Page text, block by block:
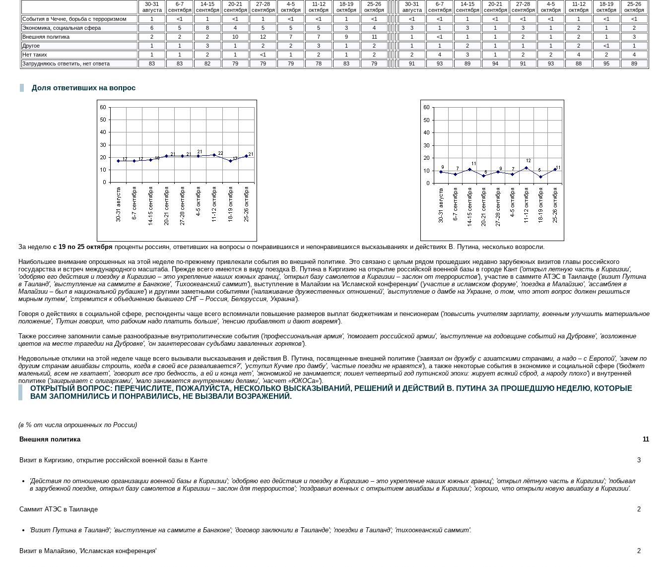
30-31
августа
6-7
сентября
14-15
сентября
20-21
сентября
27-28
сентября
4-5
октября
11-12
октября
18-19
октября
25-26
октября
30-31
августа
6-7
сентября
14-15
сентября
20-21
сентября
27-28
сентября
4-5
октября
11-12
октября
18-19
октября
25-26
октября
События в Чечне, борьба с терроризмом
1 <1 1 <1 1 <1 <1 1 <1 <1 <1 1 <1 <1 <1 1 <1
<1
Экономика, социальная сфера
6 5 8 4 5 5 5 3 4 3 1 3 1 3 1 2 1
2
Внешняя политика
2 2 2 10 12 7 7 9 11 1 <1 1 1 2 1 2 1
3
Другое
1 1 3 1 2 2 3 1 2 1 1 2 1 1 1 2 <1
1
Нет таких
1 1 2 1 <1 1 2 1 2 2 4 3 1 2 2 4 2
4
Затрудняюсь ответить, нет ответа
83 83 82 79 79 79 78 83 79 91 93 89 94 91 93 88 95 89
Доля ответивших на вопрос
За неделю с 19 по 25 октября проценты россиян, ответивших на вопросы о понравившихся и непонравившихся высказываниях и действиях В. Путина, несколько возросли.
Наибольшее внимание опрошенных на этой неделе по-прежнему привлекали события во внешней политике. Это связано с целым рядом прошедших недавно зарубежных визитов главы российского
государства и встреч международного масштаба. Прежде всего имеются в виду поездка В. Путина в Киргизию на открытие российской военной базы в городе Кант ('открыл летную часть в Киргизии',
'одобряю его действия и поездку в Киргизию – это укрепление наших южных границ', 'открыл базу самолетов в Киргизии – заслон от террористов'), участие в саммите АТЭС в Таиланде ('визит Путина
в Таиланд', 'выступление на саммите в Бангкоке', 'Тихоокеанский саммит'), выступление в Малайзии на 'Исламской конференции' ('участие в исламском форуме', 'поездка в Малайзию', 'ассамблея в
Малайзии – был в национальной рубашке') и другими заметными событиями ('налаживание дружественных отношений', 'выступление о дамбе на Украине, о том, что этот вопрос должен решиться
мирным путем', 'стремится к объединению бывшего СНГ – Россия, Белоруссия, Украина').
Говоря о действиях в социальной сфере, респонденты чаще всего вспоминали повышение размеров выплат бюджетникам и пенсионерам ('повысить учителям зарплату, военным улучшить материальное
положение', 'Путин говорил, что рабочим надо платить больше', 'пенсию прибавляют и дают вовремя').
Также россияне запомнили самые разнообразные внутриполитические события ('профессиональная армия', 'помогает российской армии', 'выступление на годовщине событий на Дубровке', 'возложение
цветов на месте трагедии на Дубровке', 'он заинтересован судьбами заваленных горняков').
Недовольные отклики на этой неделе чаще всего вызывали высказывания и действия В. Путина, посвященные внешней политике ('завязал он дружбу с азиатскими странами, а надо – с Европой', 'зачем по
другим странам авиабазы строить, когда в своей все разваливается?', 'уступил Кучме про дамбу', 'частые поездки не нравятся'), а также некоторые события в экономике и социальной сфере ('бюджет
маленький, всем не хватает', 'говорит все про бедность, а ей и конца нет', 'экономикой не занимается; пошел четвертый год путинской эпохи: жирует всякий сброд, а народу плохо') и внутренней
политике ('заигрывает с олигархами', 'мало занимается внутренними делами', 'насчет «ЮКОСа»').
ОТКРЫТЫЙ ВОПРОС: ПЕРЕЧИСЛИТЕ, ПОЖАЛУЙСТА, НЕСКОЛЬКО ВЫСКАЗЫВАНИЙ, РЕШЕНИЙ И ДЕЙСТВИЙ В. ПУТИНА ЗА ПРОШЕДШУЮ НЕДЕЛЮ, КОТОРЫЕ
ВАМ ЗАПОМНИЛИСЬ И ПОНРАВИЛИСЬ, НЕ ВЫЗВАЛИ ВОЗРАЖЕНИЙ.
(в % от числа опрошенных по России)
Внешняя политика
11
Визит в Киргизию, открытие российской военной базы в Канте 3
'Действия по отношению организации военной базы в Киргизии'; 'одобряю его действия и поездку в Киргизию – это укрепление наших южных границ'; 'открыл лётную часть в Киргизии'; 'побывал
в зарубежной поездке, открыл базу самолетов в Киргизии – заслон для террористов'; 'поздравил военных с открытием авиабазы в Киргизии'; 'хорошо, что открыли новую авиабазу в Киргизии'.
Саммит АТЭС в Таиланде 2
'Визит Путина в Таиланд'; 'выступление на саммите в Бангкоке'; 'договор заключили в Таиланде'; 'поездки в Таиланд'; 'тихоокеанский саммит'.
Визит в Малайзию, 'Исламская конференция' 2